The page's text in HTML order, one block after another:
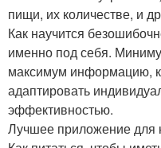
пищи, их количестве, и
Как научится
именно под себя.
максимум информацию,
адаптировать
эффективностью.
Лучшее приложение для